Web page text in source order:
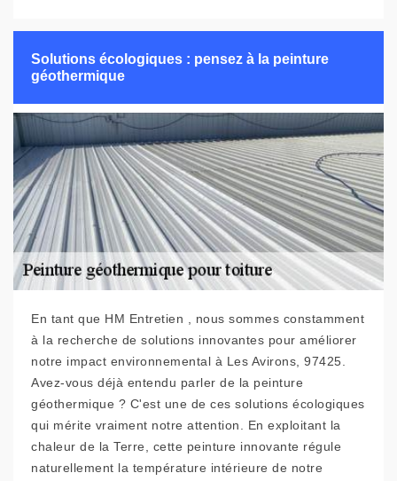
Solutions écologiques : pensez à la peinture
géothermique
En tant que HM Entretien , nous sommes constamment
à la recherche de solutions innovantes pour améliorer
notre impact environnemental à Les Avirons, 97425.
Avez-vous déjà entendu parler de la peinture
géothermique ? C'est une de ces solutions écologiques
qui mérite vraiment notre attention. En exploitant la
chaleur de la Terre, cette peinture innovante régule
naturellement la température intérieure de notre